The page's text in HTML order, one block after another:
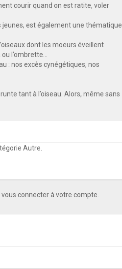
courir quand on est ratite, voler
jeunes, est également une thématique
dont les moeurs éveillent
l’ombrette...
: nos excès cynégétiques, nos
tant à l’oiseau. Alors, même sans
Autre.
connecter à votre compte.